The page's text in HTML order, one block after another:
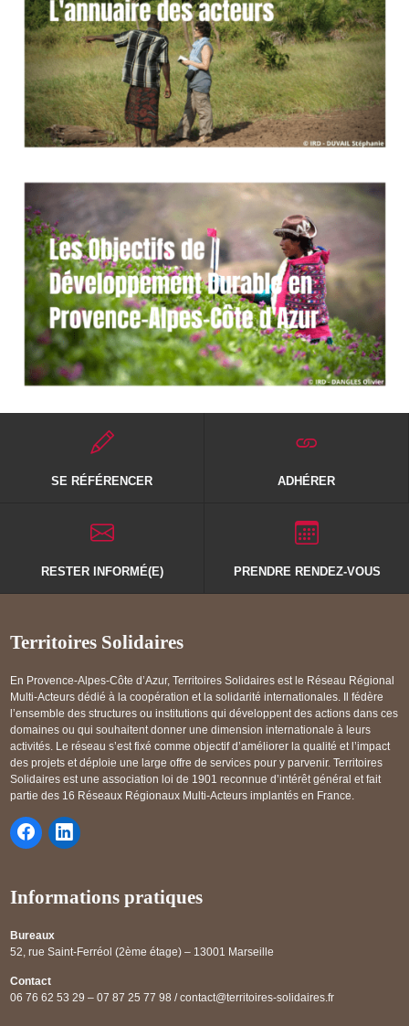
SE RÉFÉRENCER ADHÉRER
RESTER INFORMÉ(E) PRENDRE RENDEZ-VOUS
Territoires Solidaires
En Provence-Alpes-Côte d’Azur, Territoires Solidaires est le Réseau Régional
Multi-Acteurs dédié à la coopération et la solidarité internationales. Il fédère
l’ensemble des structures ou institutions qui développent des actions dans ces
domaines ou qui souhaitent donner une dimension internationale à leurs
activités. Le réseau s’est fixé comme objectif d’améliorer la qualité et l’impact
des projets et déploie une large offre de services pour y parvenir. Territoires
Solidaires est une association loi de 1901 reconnue d’intérêt général et fait
partie des 16 Réseaux Régionaux Multi-Acteurs implantés en France.
Informations pratiques
Bureaux
52, rue Saint-Ferréol (2ème étage) – 13001 Marseille
Contact
06 76 62 53 29 – 07 87 25 77 98 / contact@territoires-solidaires.fr